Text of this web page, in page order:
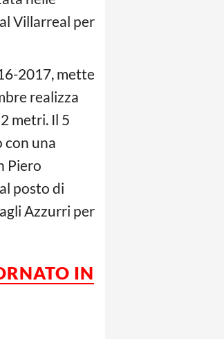
Villarreal per
2017, mette
realizza
metri. Il 5
con una
Piero
posto di
Azzurri per
IN